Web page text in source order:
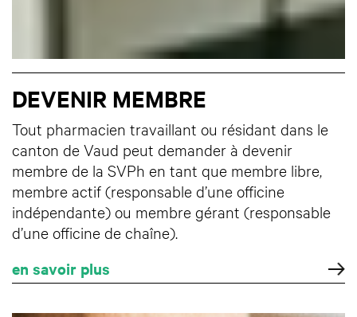
DEVENIR MEMBRE
Tout pharmacien travaillant ou résidant dans le
canton de Vaud peut demander à devenir
membre de la SVPh en tant que membre libre,
membre actif (responsable d’une officine
indépendante) ou membre gérant (responsable
d’une officine de chaîne).
en savoir plus